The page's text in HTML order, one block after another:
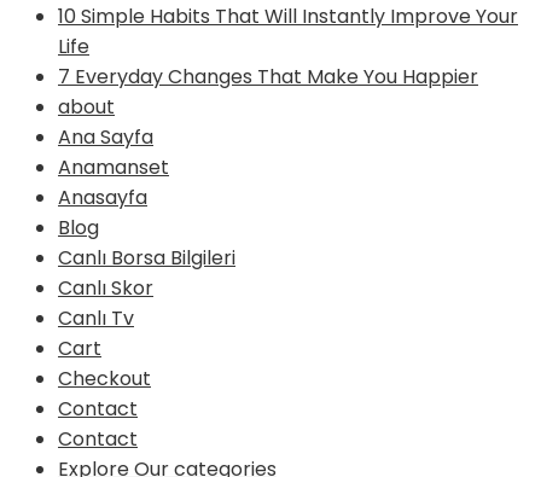
10 Simple Habits That Will Instantly Improve Your
Life
7 Everyday Changes That Make You Happier
about
Ana Sayfa
Anamanset
Anasayfa
Blog
Canlı Borsa Bilgileri
Canlı Skor
Canlı Tv
Cart
Checkout
Contact
Contact
Explore Our categories